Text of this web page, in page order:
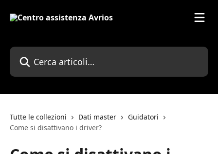
Cerca articoli…
Tutte le collezioni Dati master
Guidatori
Come si disattivano i driver?